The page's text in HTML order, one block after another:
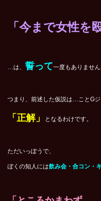
「今まで女性を
…は、 誓って一度もありません
つまり、前述した仮説は…ことG
「正解」 となるわけです。
ただいっぽうで、
ぼくの知人には飲み会・合コン・